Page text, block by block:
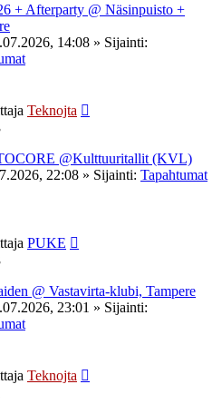
+ Afterparty @ Näsinpuisto +
14:08 » Sijainti:
Teknojta
@Kulttuuritallit (KVL)
22:08 » Sijainti: Tapahtumat
PUKE
@ Vastavirta-klubi, Tampere
23:01 » Sijainti:
Teknojta